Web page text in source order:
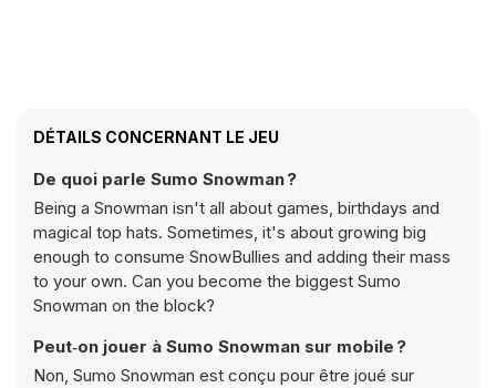
DÉTAILS CONCERNANT LE JEU
De quoi parle Sumo Snowman ?
Being a Snowman isn't all about games, birthdays and
magical top hats. Sometimes, it's about growing big
enough to consume SnowBullies and adding their mass
to your own. Can you become the biggest Sumo
Snowman on the block?
Peut‑on jouer à Sumo Snowman sur mobile ?
Non, Sumo Snowman est conçu pour être joué sur